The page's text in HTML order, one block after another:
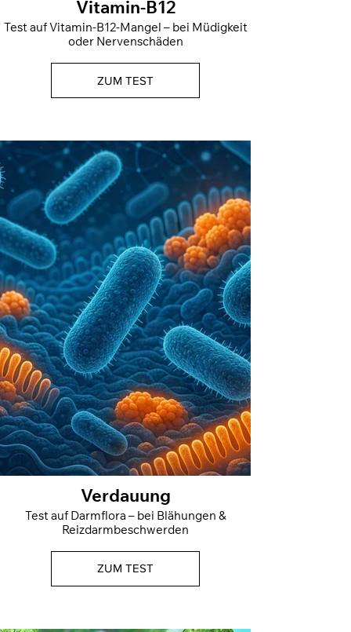
Vitamin-B12
Test auf Vitamin-B12-Mangel – bei Müdigkeit
oder Nervenschäden
ZUM TEST
Verdauung
Test auf Darmflora – bei Blähungen &
Reizdarmbeschwerden
ZUM TEST